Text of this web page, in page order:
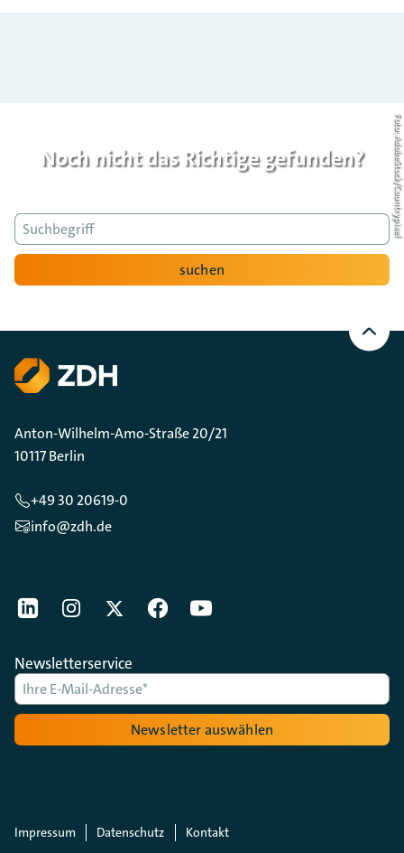
Noch nicht das Richtige gefunden?
Suche
suchen
Foto: AdobeStock/Countrypixel
oben
Scrollen
Anton-Wilhelm-Amo-Straße 20/21
10117 Berlin
+49 30 20619-0
info@zdh.de
[Der ZDH in den Sozialen Netzwerken]
LinkedIninstagramTwitterFacebookYoutube
Newsletterservice
Newsletter auswählen
Impressum Datenschutz Kontakt